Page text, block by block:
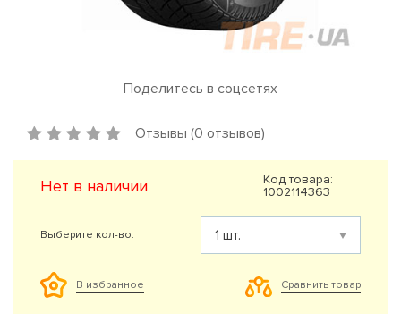
Поделитесь в соцсетях
Отзывы (0 отзывов)
Нет в наличии
Код товара:
1002114363
Выберите кол-во:
В избранное Сравнить товар